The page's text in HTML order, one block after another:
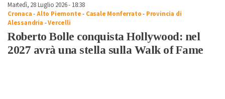
Martedì, 28 Luglio 2026 - 18:38
Cronaca-Alto Piemonte- Casale Monferrato- Provincia di
Alessandria -Vercelli
Roberto Bolle conquista Hollywood: nel
2027 avrà una stella sulla Walk of Fame